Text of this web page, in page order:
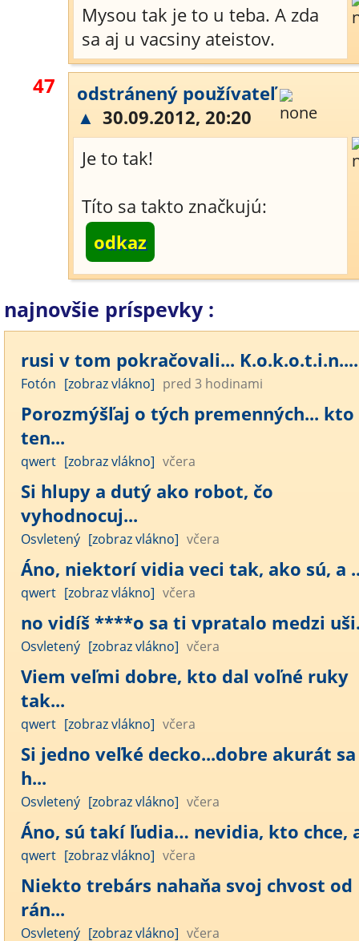
Mysou tak je to u teba. A zda
sa aj u vacsiny ateistov.
47
odstránený používateľ
▲ 30.09.2012, 20:20
Je to tak!
Títo sa takto značkujú:
odkaz
najnovšie príspevky :
rusi v tom pokračovali... K.o.k.o.t.i.n....
Fotón [zobraz vlákno] pred 3 hodinami
Porozmýšľaj o tých premenných... kto
ten...
qwert [zobraz vlákno] včera
Si hlupy a dutý ako robot, čo
vyhodnocuj...
Osvletený [zobraz vlákno] včera
Áno, niektorí vidia veci tak, ako sú, a
qwert [zobraz vlákno] včera
no vidíš ****o sa ti vpratalo medzi
Osvletený [zobraz vlákno] včera
Viem veľmi dobre, kto dal voľné ruky
tak...
qwert [zobraz vlákno] včera
Si jedno veľké decko...dobre akurát sa
h...
Osvletený [zobraz vlákno] včera
Áno, sú takí ľudia… nevidia, kto chce,
qwert [zobraz vlákno] včera
Niekto trebárs nahaňa svoj chvost od
rán...
Osvletený [zobraz vlákno] včera